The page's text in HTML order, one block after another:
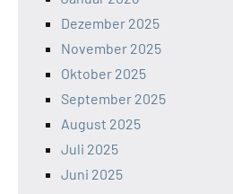
Dezember 2025
November 2025
Oktober 2025
September 2025
August 2025
Juli 2025
Juni 2025